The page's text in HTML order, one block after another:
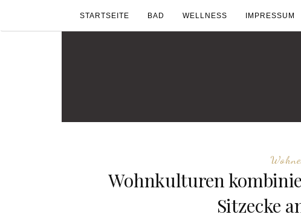
STARTSEITE BAD WELLNESS IMPRESSUM
Wohnkulturen
Sitzecke